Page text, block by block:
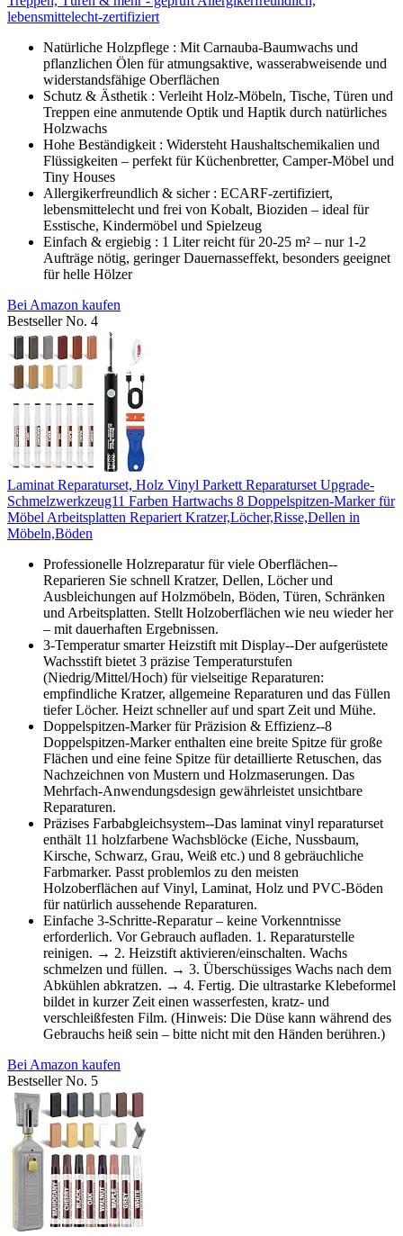
lebensmittelecht-zertifiziert
Natürliche Holzpflege : Mit Carnauba-Baumwachs und
pflanzlichen Ölen für atmungsaktive, wasserabweisende und
widerstandsfähige Oberflächen
Schutz & Ästhetik : Verleiht Holz-Möbeln, Tische, Türen und
Treppen eine anmutende Optik und Haptik durch natürliches
Holzwachs
Hohe Beständigkeit : Widersteht Haushaltschemikalien und
Flüssigkeiten – perfekt für Küchenbretter, Camper-Möbel und
Tiny Houses
Allergikerfreundlich & sicher : ECARF-zertifiziert,
lebensmittelecht und frei von Kobalt, Bioziden – ideal für
Esstische, Kindermöbel und Spielzeug
Einfach & ergiebig : 1 Liter reicht für 20-25 m² – nur 1-2
Aufträge nötig, geringer Dauernasseffekt, besonders geeignet
für helle Hölzer
Bei Amazon kaufen
Bestseller No. 4
Laminat Reparaturset, Holz Vinyl Parkett Reparaturset Upgrade-
Schmelzwerkzeug11 Farben Hartwachs 8 Doppelspitzen-Marker für
Möbel Arbeitsplatten Repariert Kratzer,Löcher,Risse,Dellen in
Möbeln,Böden
Professionelle Holzreparatur für viele Oberflächen--
Reparieren Sie schnell Kratzer, Dellen, Löcher und
Ausbleichungen auf Holzmöbeln, Böden, Türen, Schränken
und Arbeitsplatten. Stellt Holzoberflächen wie neu wieder her
– mit dauerhaften Ergebnissen.
3-Temperatur smarter Heizstift mit Display--Der aufgerüstete
Wachsstift bietet 3 präzise Temperaturstufen
(Niedrig/Mittel/Hoch) für vielseitige Reparaturen:
empfindliche Kratzer, allgemeine Reparaturen und das Füllen
tiefer Löcher. Heizt schneller auf und spart Zeit und Mühe.
Doppelspitzen-Marker für Präzision & Effizienz--8
Doppelspitzen-Marker enthalten eine breite Spitze für große
Flächen und eine feine Spitze für detaillierte Retuschen, das
Nachzeichnen von Mustern und Holzmaserungen. Das
Mehrfach-Anwendungsdesign gewährleistet unsichtbare
Reparaturen.
Präzises Farbabgleichsystem--Das laminat vinyl reparaturset
enthält 11 holzfarbene Wachsblöcke (Eiche, Nussbaum,
Kirsche, Schwarz, Grau, Weiß etc.) und 8 gebräuchliche
Farbmarker. Passt problemlos zu den meisten
Holzoberflächen auf Vinyl, Laminat, Holz und PVC-Böden
für natürlich aussehende Reparaturen.
Einfache 3-Schritte-Reparatur – keine Vorkenntnisse
erforderlich. Vor Gebrauch aufladen. 1. Reparaturstelle
reinigen. → 2. Heizstift aktivieren/einschalten. Wachs
schmelzen und füllen. → 3. Überschüssiges Wachs nach dem
Abkühlen abkratzen. → 4. Fertig. Die ultrastarke Klebeformel
bildet in kurzer Zeit einen wasserfesten, kratz- und
verschleißfesten Film. (Hinweis: Die Düse kann während des
Gebrauchs heiß sein – bitte nicht mit den Händen berühren.)
Bei Amazon kaufen
Bestseller No. 5